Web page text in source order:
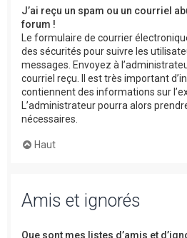
J’ai reçu un spam ou un courriel
forum !
Le formulaire de courrier
des sécurités pour suivre les
messages. Envoyez à
courriel reçu. Il est très important
contiennent des informations sur
L’administrateur pourra alors
nécessaires.
Haut
Amis et ignorés
Que sont mes listes d’amis et